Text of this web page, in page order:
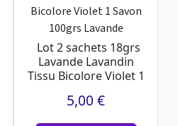
Lot 2 sachets 18grs
Lavande Lavandin
Tissu Bicolore Violet 1
5,00 €